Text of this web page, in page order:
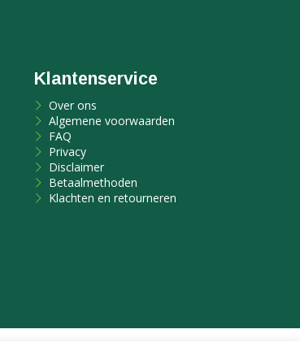
Klantenservice
Over ons
Algemene voorwaarden
FAQ
Privacy
Disclaimer
Betaalmethoden
Klachten en retourneren